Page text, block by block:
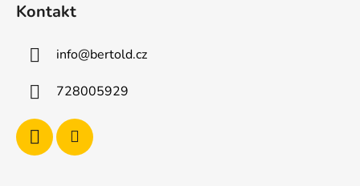
Kontakt
info@bertold.cz
728005929